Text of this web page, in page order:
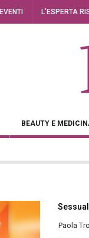
EVENTI L’ESPERTA
BEAUTY E
Paola